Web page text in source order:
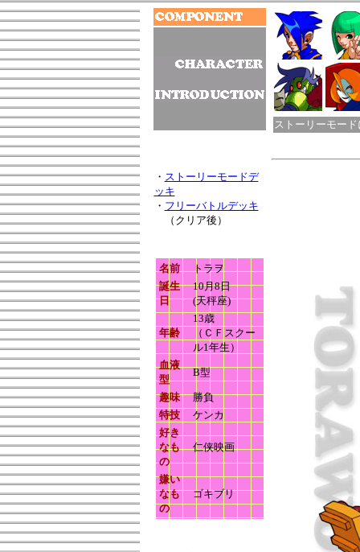
ストーリーモー
・ ストーリーモードデ
ッキ
・ フリーバトルデッキ
（クリア後）
名前
トラヲ
誕生
日
10月8日
(天秤座)
年齢
13歳
（ＣＦスクー
ル1年生）
血液
型
B型
趣味
勝負
特技
ケンカ
好き
なも
の
仁侠映画
嫌い
なも
の
ゴキブリ